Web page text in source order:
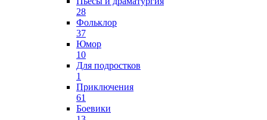
28
Фольклор
37
Юмор
10
Для подростков
1
Приключения
61
Боевики